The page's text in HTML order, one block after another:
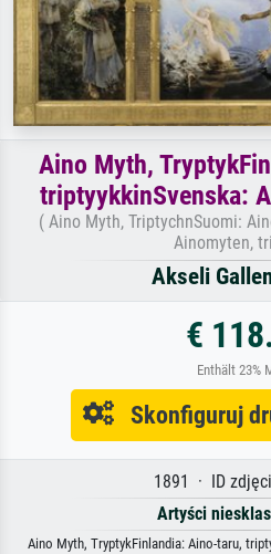
Aino Myth,
triptyykkinSvenska:
( Aino Myth, TriptychnSuomi:
Ainomyten,
Akseli
€
Enthält 23%
Skonfiguruj
1891 · ID
Artyści
Aino Myth, TryptykFinlandia: Aino-taru,